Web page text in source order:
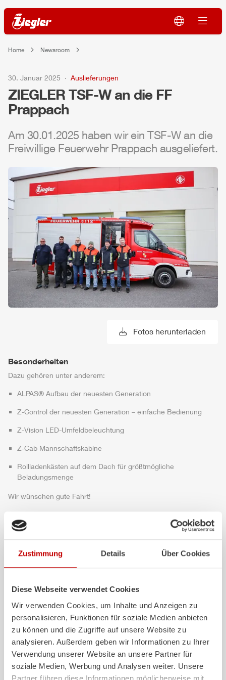
Zustimmung Details Über Cookies
Diese Webseite verwendet Cookies
Wir verwenden Cookies, um Inhalte und Anzeigen zu
personalisieren, Funktionen für soziale Medien anbieten
zu können und die Zugriffe auf unsere Website zu
analysieren. Außerdem geben wir Informationen zu Ihrer
Verwendung unserer Website an unsere Partner für
soziale Medien, Werbung und Analysen weiter. Unsere
Partner führen diese Informationen möglicherweise mit
Home Newsroom
30. Januar 2025 Auslieferungen
ZIEGLER TSF-W an die FF
Prappach
Am 30.01.2025 haben wir ein TSF-W an die
Freiwillige Feuerwehr Prappach ausgeliefert.
Fotos herunterladen
Besonderheiten
Dazu gehören unter anderem:
ALPAS® Aufbau der neuesten Generation
Z-Control der neuesten Generation – einfache Bedienung
Z-Vision LED-Umfeldbeleuchtung
Z-Cab Mannschaftskabine
Rollladenkästen auf dem Dach für größtmögliche
Beladungsmenge
Wir wünschen gute Fahrt!
Highlights des Fahrzeugs
ALPAS
Das patentierte ZIEGLER Aluminium-
Z-Cab
Mehr Komfort und